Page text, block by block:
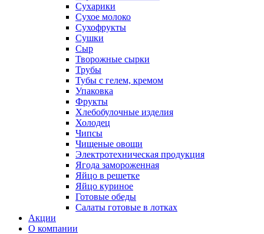
Сухарики
Сухое молоко
Сухофрукты
Сушки
Сыр
Творожные сырки
Трубы
Тубы с гелем, кремом
Упаковка
Фрукты
Хлебобулочные изделия
Холодец
Чипсы
Чищеные овощи
Электротехническая продукция
Ягода замороженная
Яйцо в решетке
Яйцо куриное
Готовые обеды
Салаты готовые в лотках
Акции
О компании